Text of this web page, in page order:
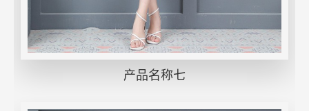
产品名称七